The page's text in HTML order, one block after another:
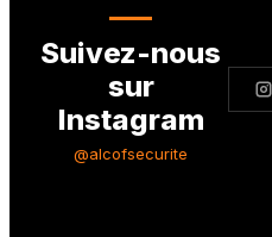
Suivez-nous
sur
Instagram
@alcofsecurite